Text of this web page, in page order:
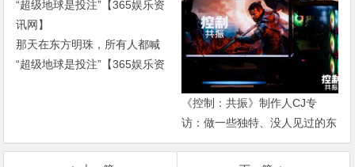
那天在东方明珠，所有人都喊
“超级地球是投注”【365娱乐资
《控制：共振》制作人CJ专
访：做一些独特、没人见过的东
西【365娱乐资讯网】